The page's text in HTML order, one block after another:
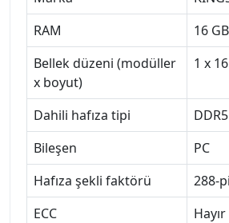
RAM
16 GB
Bellek düzeni (modüller
x boyut)
1 x
Dahili hafıza tipi
DDR5
Bileşen
PC
Hafıza şekli faktörü
288-
ECC
Hayır